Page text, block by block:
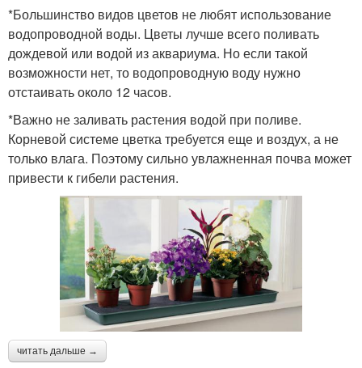
*Большинство видов цветов не любят использование
водопроводной воды. Цветы лучше всего поливать
дождевой или водой из аквариума. Но если такой
возможности нет, то водопроводную воду нужно
отстаивать около 12 часов.
*Важно не заливать растения водой при поливе.
Корневой системе цветка требуется еще и воздух, а не
только влага. Поэтому сильно увлажненная почва может
привести к гибели растения.
читать дальше →